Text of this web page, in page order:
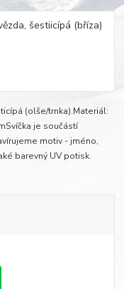
(olše/trnka).Materiál:
je součástí
motiv - jméno,
barevný UV potisk.